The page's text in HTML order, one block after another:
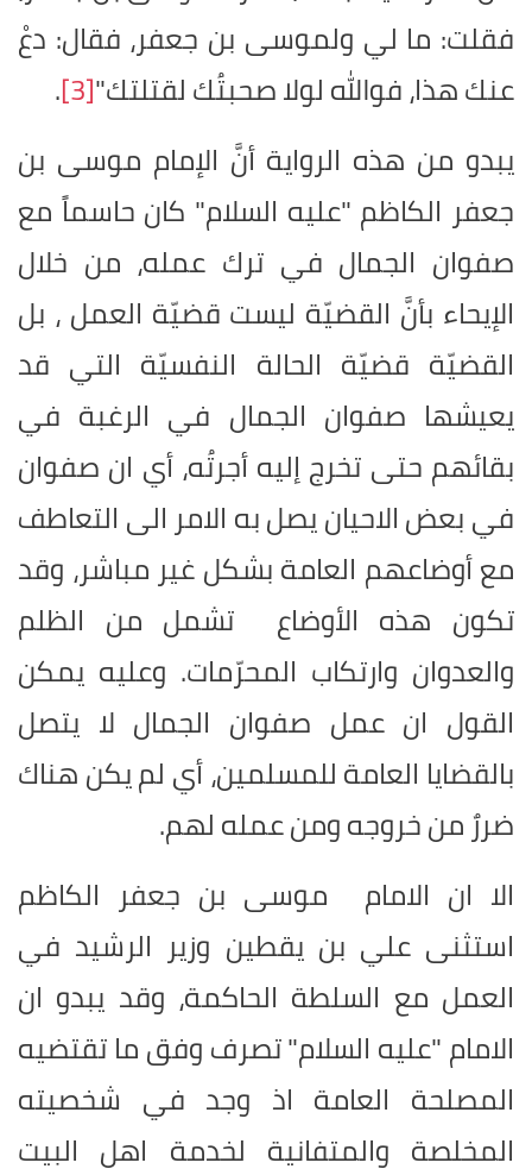
فقلت: ما لي ولموسى بن جعفر، فقال: دعْ
عنك هذا، فوالله لولا صحبتُك لقتلتك"[3]
.
يبدو من هذه الرواية أنَّ الإمام موسى بن
جعفر الكاظم "عليه السلام" كان حاسماً مع
صفوان الجمال في ترك عمله، من خلال
الإيحاء بأنَّ القضيّة ليست قضيّة العمل ، بل
القضيّة قضيّة الحالة النفسيّة التي قد
يعيشها صفوان الجمال في الرغبة في
بقائهم حتى تخرج إليه أجرتُه، أي ان صفوان
في بعض الاحيان يصل به الامر الى التعاطف
مع أوضاعهم العامة بشكل غير مباشر، وقد
تكون هذه الأوضاع تشمل من الظلم
والعدوان وارتكاب المحرّمات. وعليه يمكن
القول ان عمل صفوان الجمال لا يتصل
بالقضايا العامة للمسلمين، أي لم يكن هناك
ضررٌ من خروجه ومن عمله لهم.
الا ان الامام موسى بن جعفر الكاظم
استثنى علي بن يقطين وزير الرشيد في
العمل مع السلطة الحاكمة، وقد يبدو ان
الامام "عليه السلام" تصرف وفق ما تقتضيه
المصلحة العامة اذ وجد في شخصيته
المخلصة والمتفانية لخدمة اهل البيت